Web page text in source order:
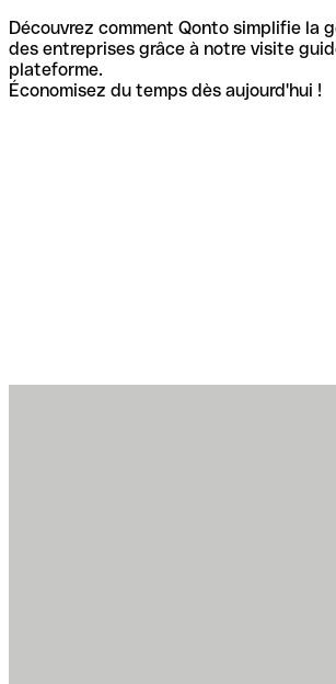
Découvrez comment Qonto simplifie la
des entreprises grâce à notre visite
plateforme.
Économisez du temps dès aujourd'hui !